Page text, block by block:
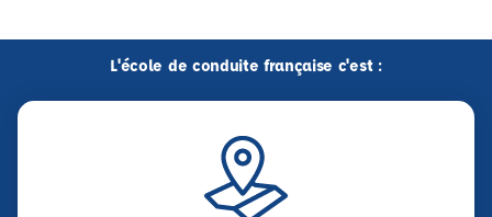
L'école de conduite française c'est :